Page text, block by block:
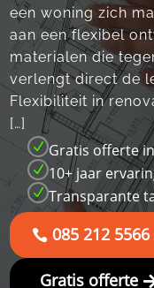
een woning zich
aan een flexibel
materialen die
verlengt direct de
Flexibiliteit in
[…]
N Gratis offerte
N 10+ jaar
N Transparante
085 212 5566
Gratis offerte